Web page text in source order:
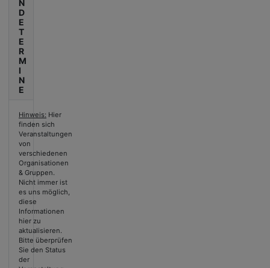
N
D
E
T
E
R
M
I
N
E
Hinweis: Hier
finden sich
Veranstaltungen
von
verschiedenen
Organisationen
& Gruppen.
Nicht immer ist
es uns möglich,
diese
Informationen
hier zu
aktualisieren.
Bitte überprüfen
Sie den Status
der